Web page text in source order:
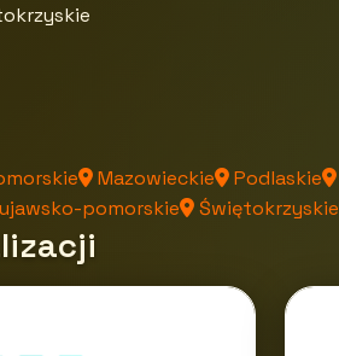
Mazowieckie Podlaskie
pomorskie Świętokrzyskie